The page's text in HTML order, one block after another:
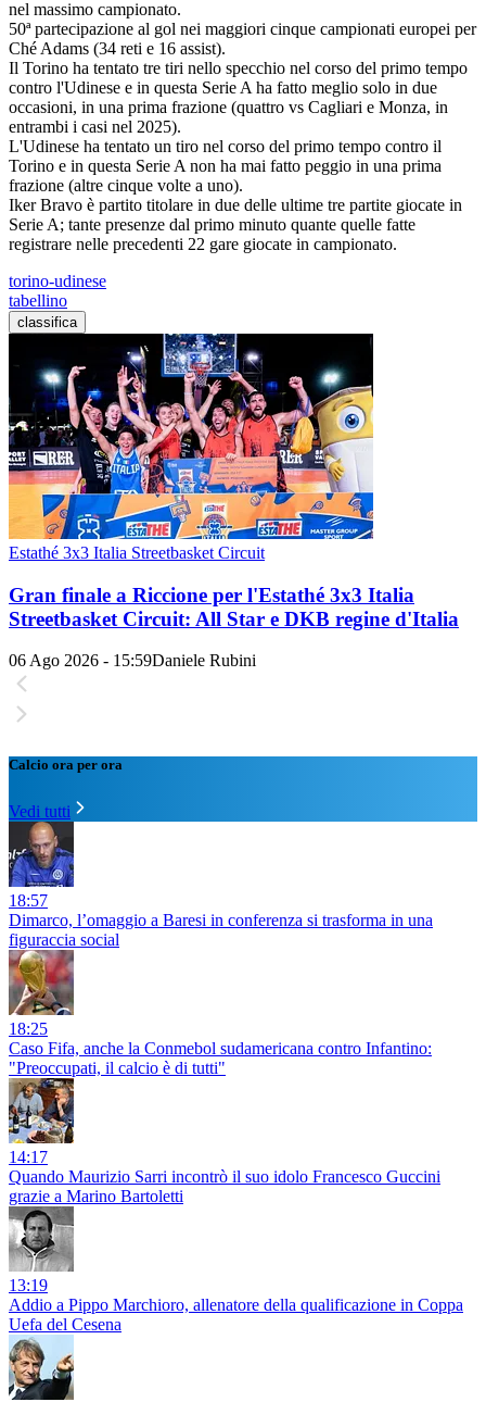
nel massimo campionato.
50ª partecipazione al gol nei maggiori cinque campionati europei per
Ché Adams (34 reti e 16 assist).
Il Torino ha tentato tre tiri nello specchio nel corso del primo tempo
contro l'Udinese e in questa Serie A ha fatto meglio solo in due
occasioni, in una prima frazione (quattro vs Cagliari e Monza, in
entrambi i casi nel 2025).
L'Udinese ha tentato un tiro nel corso del primo tempo contro il
Torino e in questa Serie A non ha mai fatto peggio in una prima
frazione (altre cinque volte a uno).
Iker Bravo è partito titolare in due delle ultime tre partite giocate in
Serie A; tante presenze dal primo minuto quante quelle fatte
registrare nelle precedenti 22 gare giocate in campionato.
torino-udinese
tabellino
classifica
Estathé 3x3 Italia Streetbasket Circuit
Gran finale a Riccione per l'Estathé 3x3 Italia
Streetbasket Circuit: All Star e DKB regine d'Italia
06 Ago 2026 - 15:59Daniele Rubini
Calcio ora per ora
Vedi tutti
18:57
Dimarco, l’omaggio a Baresi in conferenza si trasforma in una
figuraccia social
18:25
Caso Fifa, anche la Conmebol sudamericana contro Infantino:
"Preoccupati, il calcio è di tutti"
14:17
Quando Maurizio Sarri incontrò il suo idolo Francesco Guccini
grazie a Marino Bartoletti
13:19
Addio a Pippo Marchioro, allenatore della qualificazione in Coppa
Uefa del Cesena